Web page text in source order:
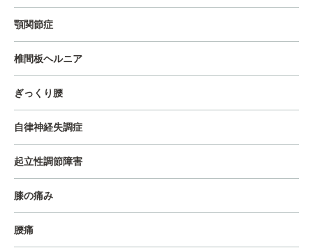
顎関節症
椎間板ヘルニア
ぎっくり腰
自律神経失調症
起立性調節障害
膝の痛み
腰痛